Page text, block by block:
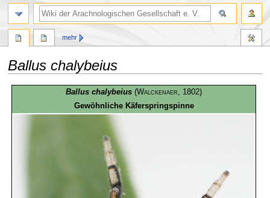
Ballus chalybeius
springen
springen
Ballus chalybeius (Walckenaer , 1802)
Gewöhnliche Käferspringspinne
mehr